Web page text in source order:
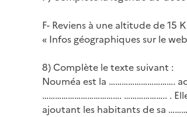
F- Reviens à une altitude de 15
« Infos géographiques sur le
8) Complète le texte suivant :
Nouméa est la ………………………….
………………………………. ……………….. .
ajoutant les habitants de sa